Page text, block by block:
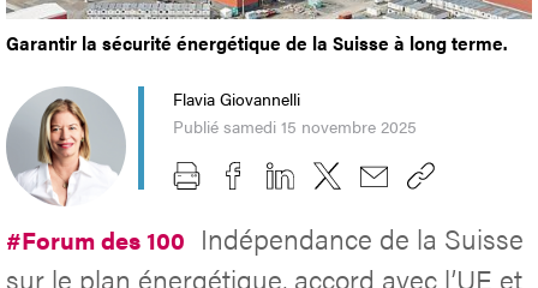
Garantir la sécurité énergétique de la Suisse à long terme.
Flavia Giovannelli
Publié samedi 15 novembre 2025
#Forum des 100 Indépendance de la Suisse
sur le plan énergétique, accord avec l’UE et